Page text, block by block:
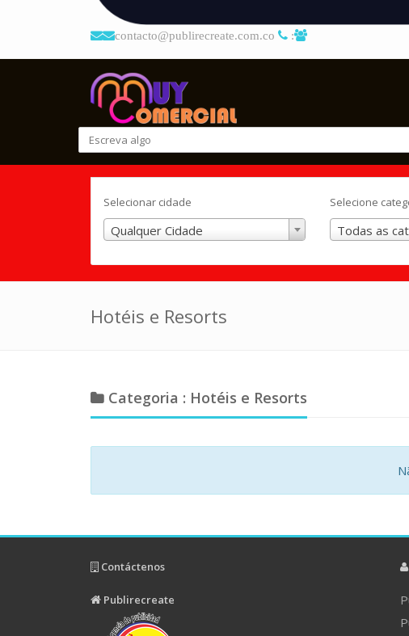
contacto@publirecreate.com.co :
Selecionar cidade
Qualquer Cidade
Selecione
Todas as
Hotéis e Resorts
Categoria : Hotéis e Resorts
Contáctenos
Publirecreate